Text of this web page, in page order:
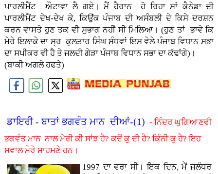
ਪਾਰਲੀਮੈਂਟ ਔਟਾਵਾ ਲੈ ਗਏ। ਮੈਂ ਹੈਰਾਨ ਹੋ ਰਿਹਾ ਸਾਂ ਕੈਨੇਡਾ ਦੀ
ਪਾਰਲੀਮੈਂਟ ਦੇਖ-ਦੇਖ ਕੇ, ਕਿਉਂਕ ਪੰਜਾਬ ਦੀ ਅਸੰਬਲੀ ਦੇ ਕਿਸੇ ਦਰਸ਼ਨ
ਕਰਨ ਵਾਸਤੇ ਹੁਣ ਤਕ ਵੀ ਸੁਭਾਗ ਨਹੀਂ ਸੀ ਮਿਲਿਆ। (ਹੁਣ ਤਾਂ ਭਾਵੇ ਕਿ
ਮੇਰੇ ਇਲਾਕੇ ਦਾ ਸ੍ਰ ਕੁਲਤਾਰ ਸਿੰਘ ਸੰਧਵਾਂ ਇਸ ਵੇਲੇ ਪੰਜਾਬ ਵਿਧਾਨ ਸਭਾ
ਦਾ ਸਪੀਕਰ ਵੀ ਹੈ ਤੇ ਜਲਦੀ ਗੇੜਾ ਪੰਜਾਬ ਵਿਧਾਨ ਸਭਾ ਦਾ ਕੱਢਾਂਗੇ)।
(ਬਾਕੀ ਅਗਲੇ ਹਫਤੇ)
ਡਾਇਰੀ - ਬਾਤਾਂ ਭਗਵੰਤ ਮਾਨ ਦੀਆਂ-(1) - ਨਿੰਦਰ ਘੁਗਿਆਣਵੀ
ਭਗਵੰਤ ਮਾਨ ਨਾਲ ਮੇਰੀ ਕੀ ਸਾਂਝ ਹੈ? ਕਦੋਂ ਕੁ ਦੀ ਹੈ? ਕਿੰਨੀ ਕੁ ਹੈ? ਇਹ
ਸਵਾਲ ਮੇਰੇ ਸਾਹਮਣੇ ਹਨ।
1997 ਦਾ ਵਰਾ ਸੀ। ਇਕ ਦਿਨ, ਮੈਂ ਜਲੰਧਰ